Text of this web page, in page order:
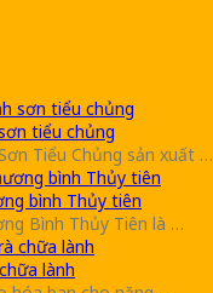
tiểu chủng
Tiểu Chủng sản xuất …
bình Thủy tiên
Bình Thủy Tiên là …
lành